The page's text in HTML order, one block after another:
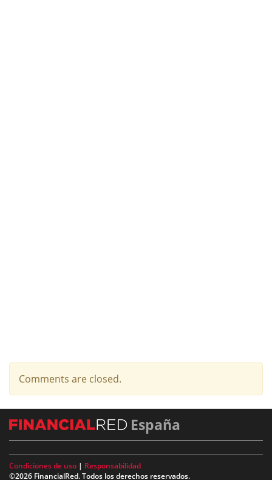
Comments are closed.
España
Condiciones de uso | Responsabilidad
©2026 FinancialRed. Todos los derechos reservados.